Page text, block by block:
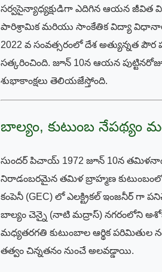
సర్వసైన్యాధ్యక్షుడిగా ఎదిగిన ఆయన
పారిశ్రామిక మరియు సాంకేతిక విద్యా
2022 వ సంవత్సరంలో దేశ అత్యున్నత
సత్కరించింది. జూన్ 10న ఆయన
శుభాకాంక్షలు తెలియజేస్తోంది.
బాల్యం, కుటుంబ నేపథ్యం
సుందర్ పిచాయ్ 1972 జూన్ 10న
నిరాడంబరమైన తమిళ బ్రాహ్మణ
కంపెనీ (GEC) లో ఎలక్ట్రికల్ ఇంజనీర్ గా
బాల్యం చెన్నై (నాటి మద్రాస్) నగరంలోని
మధ్యతరగతి కుటుంబాల ఆర్థిక
తత్వం చిన్నతనం నుంచే అలవడ్డాయి.